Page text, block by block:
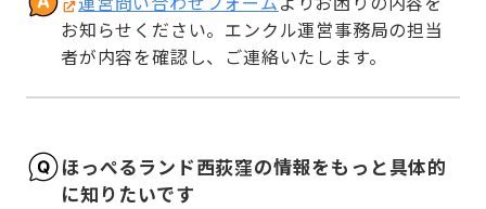
お知らせください。エンクル運営事務局の担当
者が内容を確認し、ご連絡いたします。
ほっぺるランド西荻窪の情報をもっと具体的
に知りたいです